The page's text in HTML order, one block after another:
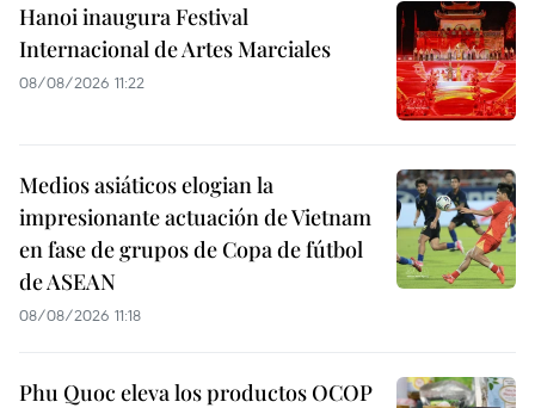
Hanoi inaugura Festival
Internacional de Artes Marciales
08/08/2026 11:22
Medios asiáticos elogian la
impresionante actuación de Vietnam
en fase de grupos de Copa de fútbol
de ASEAN
08/08/2026 11:18
Phu Quoc eleva los productos OCOP